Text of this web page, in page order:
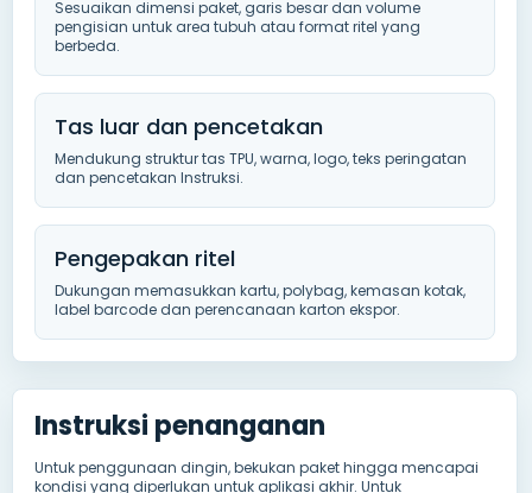
Sesuaikan dimensi paket, garis besar dan volume
pengisian untuk area tubuh atau format ritel yang
berbeda.
Tas luar dan pencetakan
Mendukung struktur tas TPU, warna, logo, teks peringatan
dan pencetakan Instruksi.
Pengepakan ritel
Dukungan memasukkan kartu, polybag, kemasan kotak,
label barcode dan perencanaan karton ekspor.
Instruksi penanganan
Untuk penggunaan dingin, bekukan paket hingga mencapai
kondisi yang diperlukan untuk aplikasi akhir. Untuk